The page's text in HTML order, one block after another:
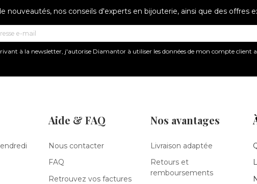
nouveautés, nos conseils d'experts en bijouterie, ainsi que des offres
à la newsletter, j'autorise Diamantor à utiliser les données de mon compte client
Aide & FAQ
Nous contacter
FAQ
Retrouvez vos factures
Nos avantages
Livraison adaptée
Retours et
remboursements